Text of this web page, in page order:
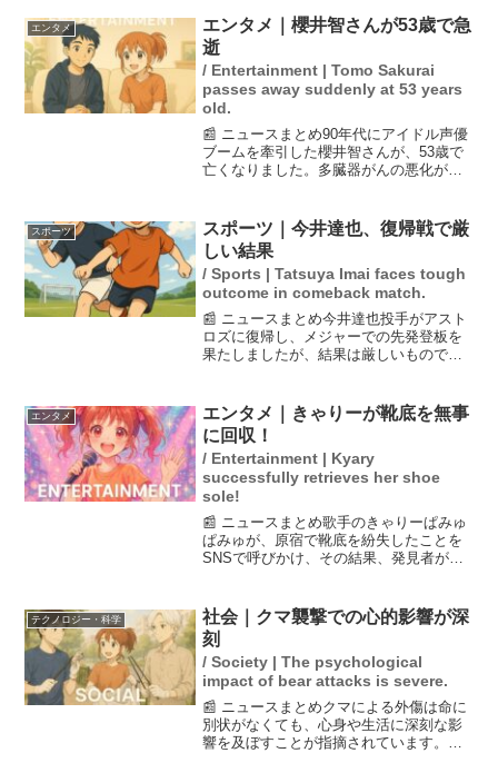
エンタメ
エンタメ｜櫻井智さんが53歳で急
逝
/ Entertainment | Tomo Sakurai
passes away suddenly at 53 years
old.
📰 ニュースまとめ90年代にアイドル声優
ブームを牽引した櫻井智さんが、53歳で
亡くなりました。多臓器がんの悪化が原
役や『怪盗セイント・テール』の主役な
どで知られ、華...
スポーツ
スポーツ｜今井達也、復帰戦で厳
しい結果
/ Sports | Tatsuya Imai faces tough
outcome in comeback match.
📰 ニュースまとめ今井達也投手がアスト
ロズに復帰し、メジャーでの先発登板を
果たしましたが、結果は厳しいものでし
で降板し、新たな課題が浮き彫りとなり
ました。約1カ月ぶ...
エンタメ
エンタメ｜きゃりーが靴底を無事
に回収！
/ Entertainment | Kyary
successfully retrieves her shoe
sole!
📰 ニュースまとめ歌手のきゃりーぱみゅ
ぱみゅが、原宿で靴底を紛失したことを
SNSで呼びかけ、その結果、発見者が事
い出を語った。さらに、彼女の産後初の
楽曲についても触れ、...
テクノロジー・科学
社会｜クマ襲撃での心的影響が深
刻
/ Society | The psychological
impact of bear attacks is severe.
📰 ニュースまとめクマによる外傷は命に
別状がなくても、心身や生活に深刻な影
響を及ぼすことが指摘されています。秋